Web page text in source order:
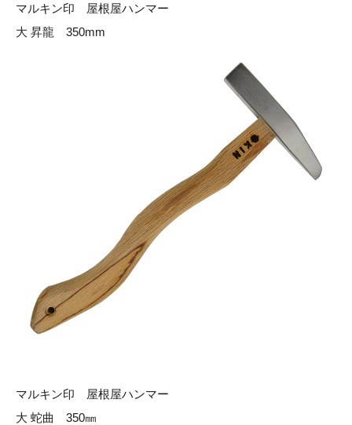
マルキン印 屋根屋ハンマー
大 昇龍 350mm
マルキン印 屋根屋ハンマー
大 蛇曲 350㎜